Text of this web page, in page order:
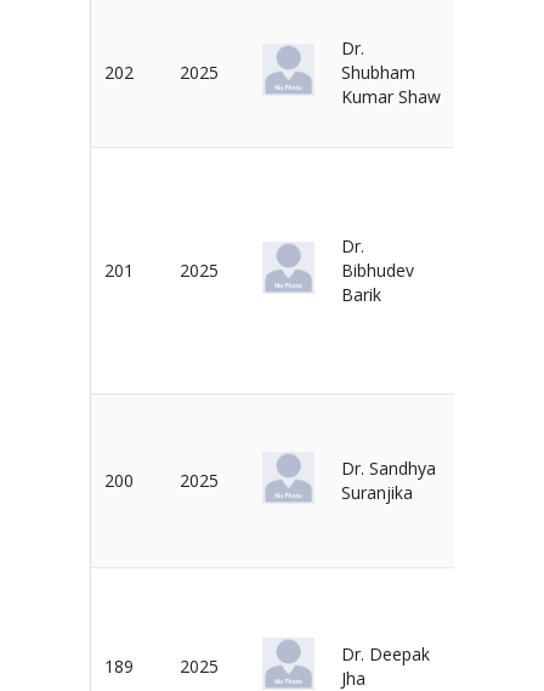
202 2025
Dr.
Shubham
Kumar Shaw
201 2025
Dr.
Bibhudev
Barik
200 2025
Dr. Sandhya
Suranjika
189 2025
Dr. Deepak
Jha